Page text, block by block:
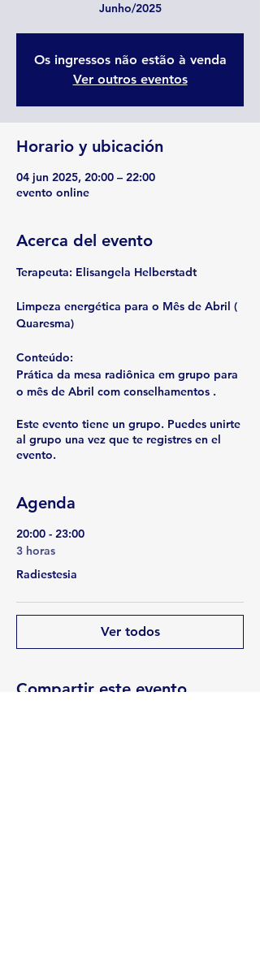
Junho/2025
Os ingressos não estão à venda
Ver outros eventos
Horario y ubicación
04 jun 2025, 20:00 – 22:00
evento online
Acerca del evento
Terapeuta: Elisangela Helberstadt
Limpeza energética para o Mês de Abril (
Quaresma)
Conteúdo:
Prática da mesa radiônica em grupo para
o mês de Abril com conselhamentos .
Este evento tiene un grupo. Puedes unirte
al grupo una vez que te registres en el
evento.
Agenda
20:00 - 23:00
3 horas
Radiestesia
Ver todos
Compartir este evento